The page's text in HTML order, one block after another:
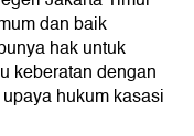
dan baik
hak untuk
keberatan dengan
hukum kasasi